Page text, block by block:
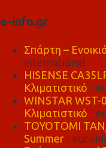
e-info.gr
Σπάρτη –
international
HISENSE
Κλιματιστικό -
WINSTAR
Κλιματιστικό -
TOYOTOMI
Summer -